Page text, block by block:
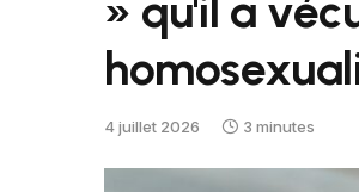
» qu'il a
4 juillet 2026 3 minutes